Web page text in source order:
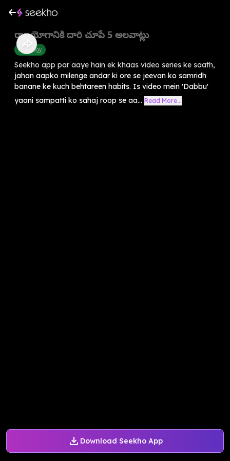
Download Seekho App
రాజయోగానికి దారి చూపే 5 అలవాట్లు
Astrology
Seekho app par aaye hain ek khaas video series ke saath,
jahan aapko milenge andar ki ore se jeevan ko samridh
banane ke kuch behtareen habits. Is video mein 'Dabbu'
yaani sampatti ko sahaj roop se aa... Read More...